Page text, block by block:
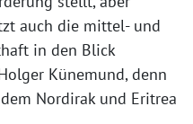
auch die mittel- und
in den Blick
Künemund, denn
Nordirak und Eritrea